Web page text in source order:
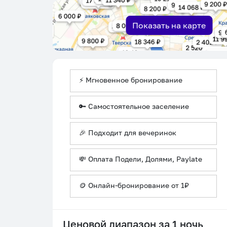
Показать на карте
⚡ Мгновенное бронирование
🔑 Самостоятельное заселение
🎉 Подходит для вечеринок
💸 Оплата Подели, Долями, Paylate
🪙 Онлайн-бронирование от 1₽
Ценовой диапазон за 1 ночь